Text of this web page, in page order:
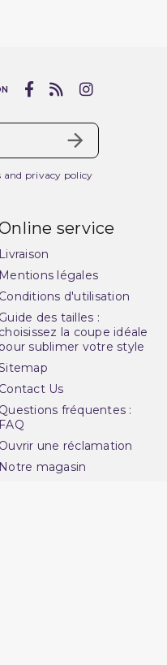
and privacy policy
service
Livraison
Mentions légales
Conditions d'utilisation
Guide des tailles :
choisissez la coupe idéale
sublimer votre style
Contact Us
Questions fréquentes :
FAQ
Ouvrir une réclamation
Notre magasin